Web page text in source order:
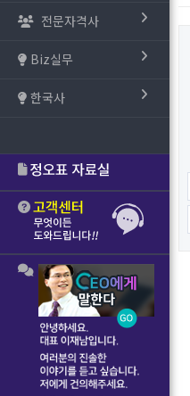
전문자격사
Biz실무
한국사